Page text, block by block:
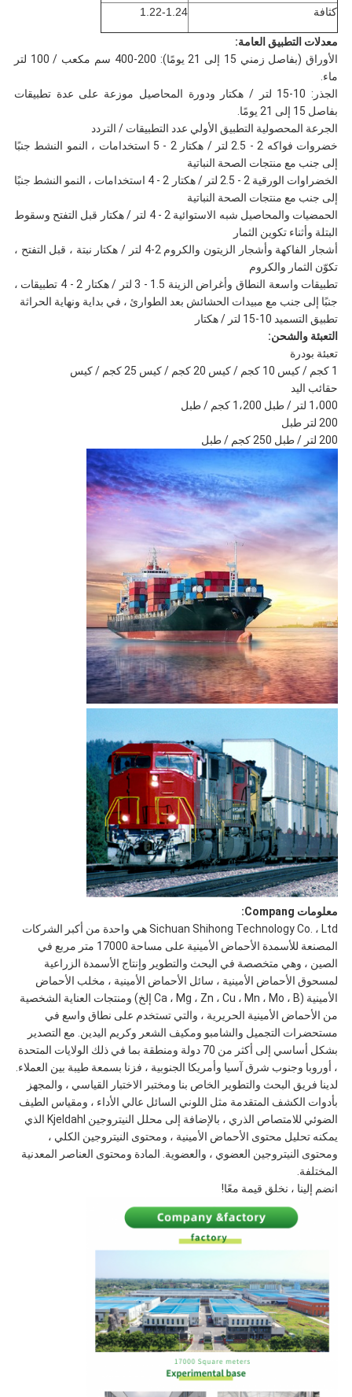
كثافة 1.22-1.24
معدلات التطبيق العامة:
الأوراق (بفاصل زمني 15 إلى 21 يومًا): 200-400 سم مكعب / 100 لتر
ماء.
الجذر: 10-15 لتر / هكتار ودورة المحاصيل موزعة على عدة تطبيقات
بفاصل 15 إلى 21 يومًا.
الجرعة المحصولية التطبيق الأولي عدد التطبيقات / التردد
خضروات فواكه 2 - 2.5 لتر / هكتار 2 - 5 استخدامات ، النمو النشط جنبًا
إلى جنب مع منتجات الصحة النباتية
الخضراوات الورقية 2 - 2.5 لتر / هكتار 2 - 4 استخدامات ، النمو النشط جنبًا
إلى جنب مع منتجات الصحة النباتية
الحمضيات والمحاصيل شبه الاستوائية 2 - 4 لتر / هكتار قبل التفتح وسقوط
البتلة وأثناء تكوين الثمار
أشجار الفاكهة وأشجار الزيتون والكروم 2-4 لتر / هكتار نبتة ، قبل التفتح ،
تكوّن الثمار والكروم
تطبيقات واسعة النطاق وأغراض الزينة 1.5 - 3 لتر / هكتار 2 - 4 تطبيقات ،
جنبًا إلى جنب مع مبيدات الحشائش بعد الطوارئ ، في بداية ونهاية الحراثة
تطبيق التسميد 10-15 لتر / هكتار
التعبئة والشحن:
تعبئة بودرة
1 كجم / كيس 10 كجم / كيس 20 كجم / كيس 25 كجم / كيس
حقائب اليد
1،000 لتر / طبل 1،200 كجم / طبل
200 لتر طبل
200 لتر / طبل 250 كجم / طبل
معلومات Compang:
Sichuan Shihong Technology Co. ، Ltd هي واحدة من أكبر الشركات
المصنعة للأسمدة الأحماض الأمينية على مساحة 17000 متر مربع في
الصين ، وهي متخصصة في البحث والتطوير وإنتاج الأسمدة الزراعية
لمسحوق الأحماض الأمينية ، سائل الأحماض الأمينية ، مخلب الأحماض
الأمينية (Ca ، Mg ، Zn ، Cu ، Mn ، Mo ، B إلخ) ومنتجات العناية الشخصية
من الأحماض الأمينية الحريرية ، والتي تستخدم على نطاق واسع في
مستحضرات التجميل والشامبو ومكيف الشعر وكريم اليدين. مع التصدير
بشكل أساسي إلى أكثر من 70 دولة ومنطقة بما في ذلك الولايات المتحدة
، أوروبا وجنوب شرق آسيا وأمريكا الجنوبية ، فزنا بسمعة طيبة بين العملاء.
لدينا فريق البحث والتطوير الخاص بنا ومختبر الاختبار القياسي ، والمجهز
بأدوات الكشف المتقدمة مثل اللوني السائل عالي الأداء ، ومقياس الطيف
الضوئي للامتصاص الذري ، بالإضافة إلى محلل النيتروجين Kjeldahl الذي
يمكنه تحليل محتوى الأحماض الأمينية ، ومحتوى النيتروجين الكلي ،
ومحتوى النيتروجين العضوي ، والعضوية. المادة ومحتوى العناصر المعدنية
المختلفة.
انضم إلينا ، نخلق قيمة معًا!